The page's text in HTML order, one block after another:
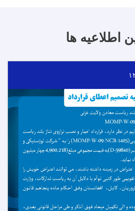
اطلاعیه ها